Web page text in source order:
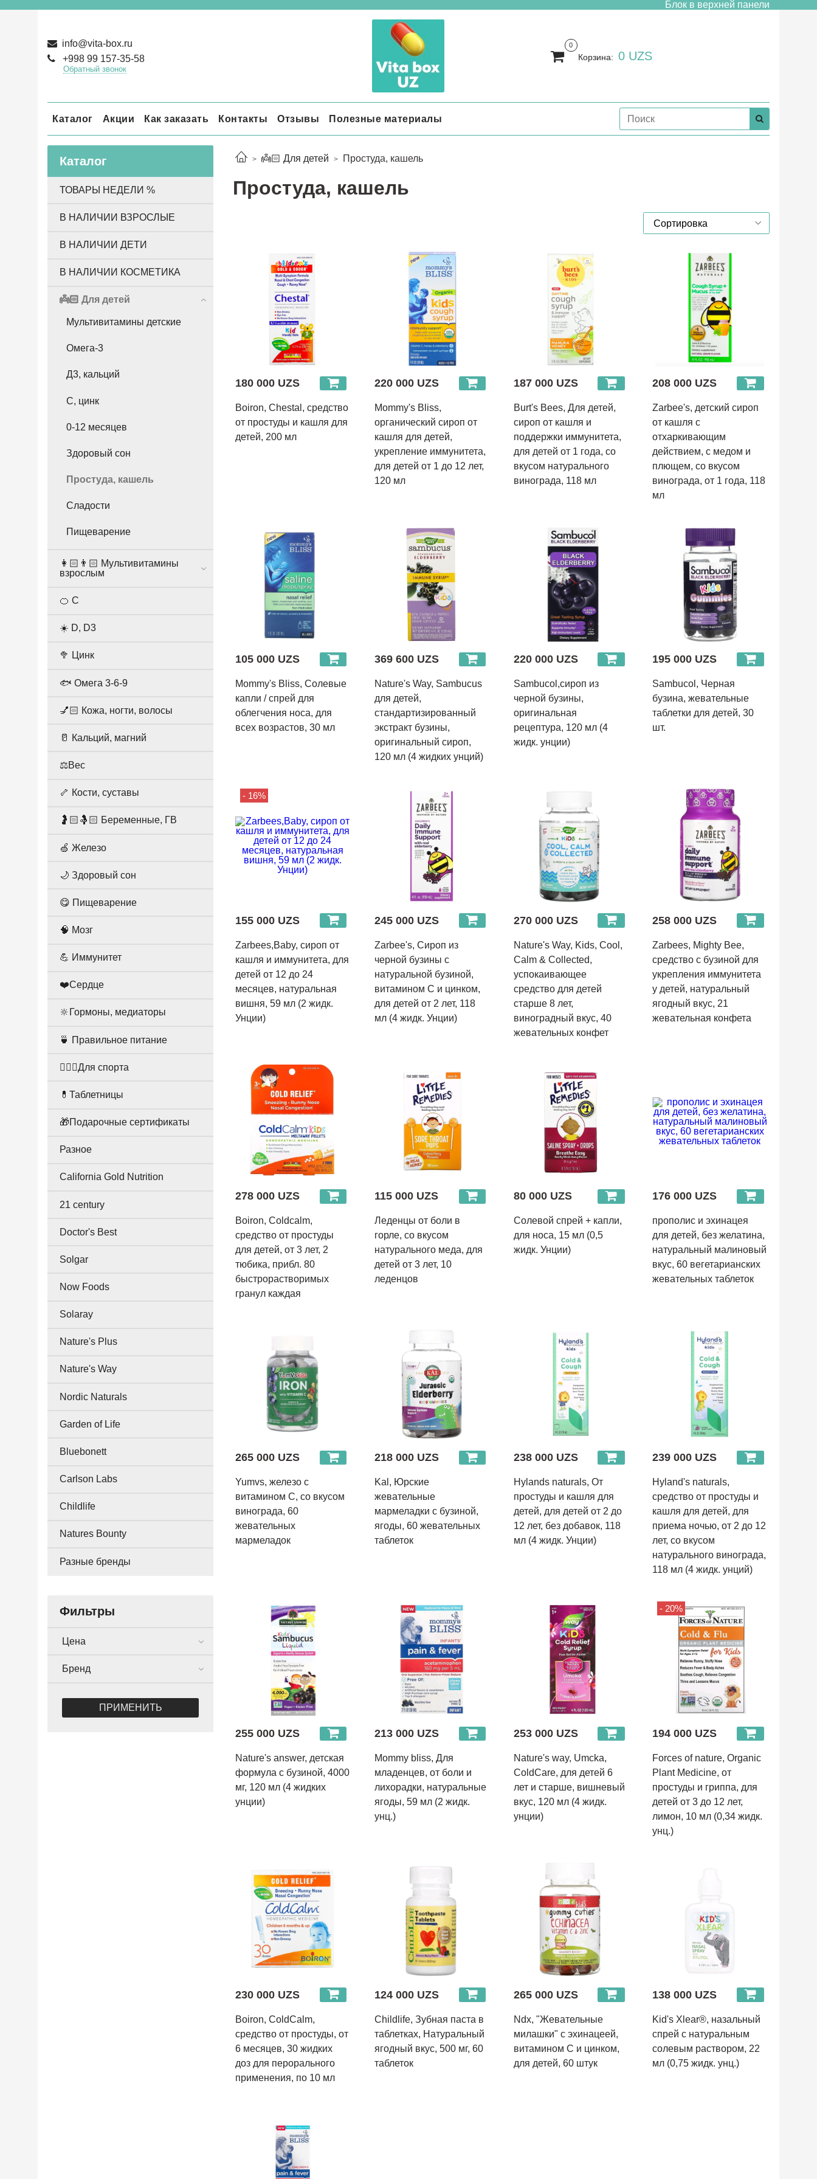
Блок в верхней панели
info@vita-box.ru
+998 99 157-35-58
Обратный звонок
0
Корзина: 0 UZS
Каталог Акции Как заказать Контакты Отзывы Полезные материалы
👼🏻 Для детей Простуда, кашель
Простуда, кашель
180 000 UZS
Boiron, Chestal, средство
от простуды и кашля для
детей, 200 мл
220 000 UZS
Mommy's Bliss,
органический сироп от
кашля для детей,
укрепление иммунитета,
для детей от 1 до 12 лет,
120 мл
187 000 UZS
Burt's Bees, Для детей,
сироп от кашля и
поддержки иммунитета,
для детей от 1 года, со
вкусом натурального
винограда, 118 мл
208 000 UZS
Zarbee's, детский сироп
от кашля с
отхаркивающим
действием, с медом и
плющем, со вкусом
винограда, от 1 года, 118
мл
105 000 UZS
Mommy's Bliss, Солевые
капли / спрей для
облегчения носа, для
всех возрастов, 30 мл
369 600 UZS
Nature's Way, Sambucus
для детей,
стандартизированный
экстракт бузины,
оригинальный сироп,
120 мл (4 жидких унций)
220 000 UZS
Sambucol,сироп из
черной бузины,
оригинальная
рецептура, 120 мл (4
жидк. унции)
195 000 UZS
Sambucol, Черная
бузина, жевательные
таблетки для детей, 30
шт.
- 16%
155 000 UZS
Zarbees,Baby, сироп от
кашля и иммунитета, для
детей от 12 до 24
месяцев, натуральная
вишня, 59 мл (2 жидк.
Унции)
245 000 UZS
Zarbee's, Сироп из
черной бузины с
натуральной бузиной,
витамином С и цинком,
для детей от 2 лет, 118
мл (4 жидк. Унции)
270 000 UZS
Nature's Way, Kids, Cool,
Calm & Collected,
успокаивающее
средство для детей
старше 8 лет,
виноградный вкус, 40
жевательных конфет
258 000 UZS
Zarbees, Mighty Bee,
средство с бузиной для
укрепления иммунитета
у детей, натуральный
ягодный вкус, 21
жевательная конфета
278 000 UZS
Boiron, Coldcalm,
средство от простуды
для детей, от 3 лет, 2
тюбика, прибл. 80
быстрорастворимых
гранул каждая
115 000 UZS
Леденцы от боли в
горле, со вкусом
натурального меда, для
детей от 3 лет, 10
леденцов
80 000 UZS
Солевой спрей + капли,
для носа, 15 мл (0,5
жидк. Унции)
176 000 UZS
прополис и эхинацея
для детей, без желатина,
натуральный малиновый
вкус, 60 вегетарианских
жевательных таблеток
265 000 UZS
Yumvs, железо с
витамином C, со вкусом
винограда, 60
жевательных
мармеладок
218 000 UZS
Kal, Юрские
жевательные
мармеладки с бузиной,
ягоды, 60 жевательных
таблеток
238 000 UZS
Hylands naturals, От
простуды и кашля для
детей, для детей от 2 до
12 лет, без добавок, 118
мл (4 жидк. Унции)
239 000 UZS
Hyland's naturals,
средство от простуды и
кашля для детей, для
приема ночью, от 2 до 12
лет, со вкусом
натурального винограда,
118 мл (4 жидк. унций)
255 000 UZS
Nature's answer, детская
формула с бузиной, 4000
мг, 120 мл (4 жидких
унции)
213 000 UZS
Mommy bliss, Для
младенцев, от боли и
лихорадки, натуральные
ягоды, 59 мл (2 жидк.
унц.)
253 000 UZS
Nature's way, Umcka,
ColdCare, для детей 6
лет и старше, вишневый
вкус, 120 мл (4 жидк.
унции)
- 20%
194 000 UZS
Forces of nature, Organic
Plant Medicine, от
простуды и гриппа, для
детей от 3 до 12 лет,
лимон, 10 мл (0,34 жидк.
унц.)
230 000 UZS
Boiron, ColdCalm,
средство от простуды, от
6 месяцев, 30 жидких
доз для перорального
применения, по 10 мл
124 000 UZS
Childlife, Зубная паста в
таблетках, Натуральный
ягодный вкус, 500 мг, 60
таблеток
265 000 UZS
Ndx, "Жевательные
милашки" с эхинацеей,
витамином C и цинком,
для детей, 60 штук
138 000 UZS
Kid's Xlear®, назальный
спрей с натуральным
солевым раствором, 22
мл (0,75 жидк. унц.)
Каталог
ТОВАРЫ НЕДЕЛИ %
В НАЛИЧИИ ВЗРОСЛЫЕ
В НАЛИЧИИ ДЕТИ
В НАЛИЧИИ КОСМЕТИКА
👼🏻 Для детей
Мультивитамины детские
Омега-3
Д3, кальций
С, цинк
0-12 месяцев
Здоровый сон
Простуда, кашель
Сладости
Пищеварение
👩🏻👨🏻 Мультивитамины
взрослым
🍊 С
☀️ D, D3
🥦 Цинк
🐟 Омега 3-6-9
💅🏻 Кожа, ногти, волосы
🥛 Кальций, магний
⚖️Вес
🦴 Кости, суставы
🤰🏻🤱🏻 Беременные, ГВ
🍏 Железо
🌙 Здоровый сон
😋 Пищеварение
🧠 Мозг
💪 Иммунитет
❤️Сердце
🔆Гормоны, медиаторы
🍵 Правильное питание
🤸🏻‍♀️Для спорта
💊Таблетницы
🎁Подарочные сертификаты
Разное
California Gold Nutrition
21 century
Doctor's Best
Solgar
Now Foods
Solaray
Nature's Plus
Nature's Way
Nordic Naturals
Garden of Life
Bluebonett
Carlson Labs
Childlife
Natures Bounty
Разные бренды
Фильтры
Цена
Бренд
ПРИМЕНИТЬ